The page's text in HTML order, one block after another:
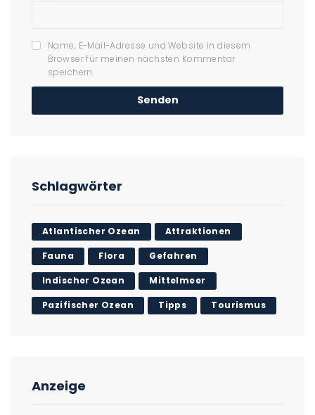
Name, E-Mail-Adresse und Website in diesem
Browser für meinen nächsten Kommentar
speichern.
Schlagwörter
Atlantischer Ozean Attraktionen
Fauna Flora Gefahren
Indischer Ozean Mittelmeer
Pazifischer Ozean Tipps Tourismus
Anzeige